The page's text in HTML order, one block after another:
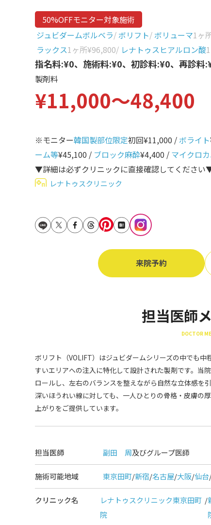
ヒアルロン酸リフトアッ
30代
40代
50代
60代
80代
Region
地域から探す
名古屋
仙台
福岡
50%OFFモニター対象施術
ジュビダームボルベラ/ ボリフト/ ボリューマ1ヶ
ラックス1ヶ所¥96,800/ レナトゥスヒアルロン酸
指名料:¥0、施術料:¥0、初診料:¥0、再診料
製剤料
¥11,000〜48,400
※モニター韓国製部位限定初回¥11,000 / ボライト
ーム等¥45,100 / ブロック麻酔¥4,400 / マイクロ
▼詳細は必ずクリニックに直接確認してください
レナトゥスクリニック
来院予約
担当医師
DOCTOR
ボリフト（VOLIFT）はジュビダームシリーズの中でも
すいエリアへの注入に特化して設計された製剤です。当
ロールし、左右のバランスを整えながら自然な立体感を
深いほうれい線に対しても、一人ひとりの骨格・皮膚の
上がりをご提供しています。
担当医師 副田 周及びグループ医師
施術可能地域 東京田町/新宿/名古屋/大阪/仙台
クリニック名
レナトゥスクリニック東京田町
院
/